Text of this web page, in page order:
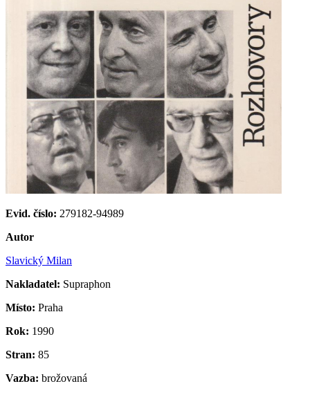
Evid. číslo: 279182-94989
Autor
Slavický Milan
Nakladatel: Supraphon
Místo: Praha
Rok: 1990
Stran: 85
Vazba: brožovaná